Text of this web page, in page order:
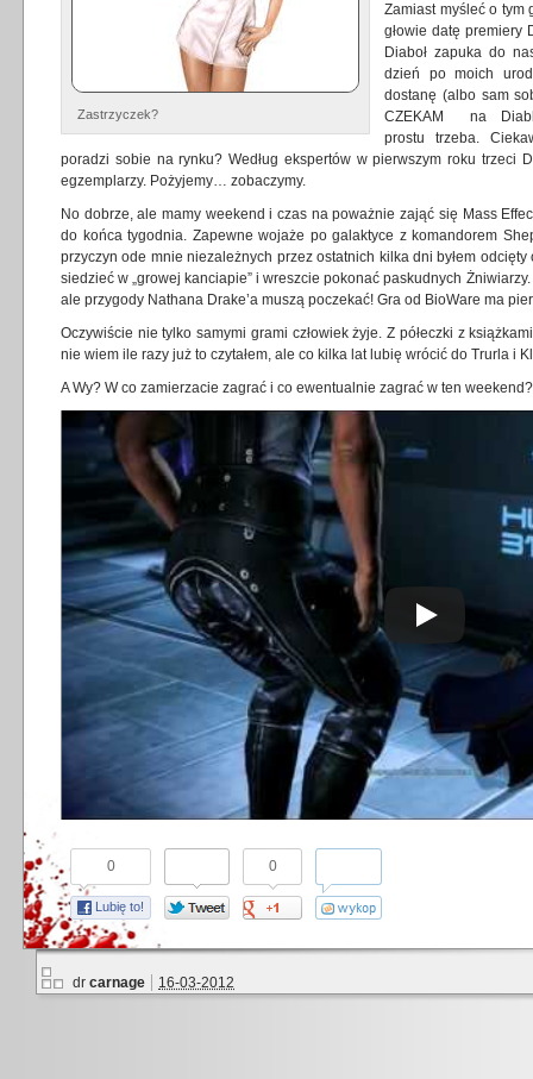
Zastrzyczek?
Zamiast myśleć o tym
głowie datę premiery
Diaboł zapuka do
dzień po moich
dostanę (albo sam
CZEKAM
na
prostu trzeba.
poradzi sobie na rynku? Według ekspertów w pierwszym roku trzeci
egzemplarzy. Pożyjemy… zobaczymy.
No dobrze, ale mamy weekend i czas na poważnie zająć się Mass
do końca tygodnia. Zapewne wojaże po galaktyce z komandorem
przyczyn ode mnie niezależnych przez ostatnich kilka dni byłem
siedzieć w „growej kanciapie” i wreszcie pokonać paskudnych
ale przygody Nathana Drake’a muszą poczekać! Gra od BioWare ma
Oczywiście nie tylko samymi grami człowiek żyje. Z półeczki z
nie wiem ile razy już to czytałem, ale co kilka lat lubię wrócić do Trurla i
A Wy? W co zamierzacie zagrać i co ewentualnie zagrać w ten weekend?
0
Lubię to!
0
dr carnage 16-03-2012